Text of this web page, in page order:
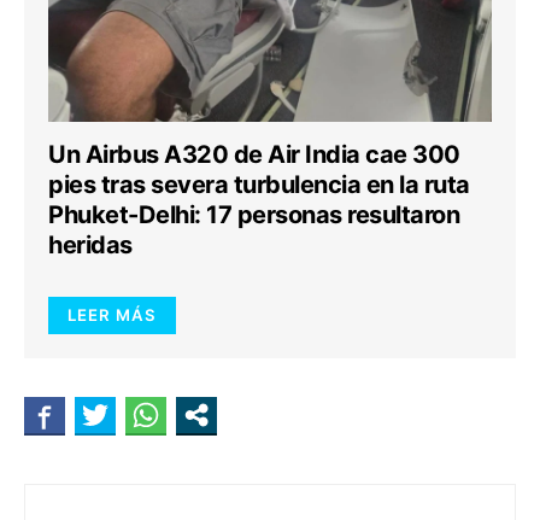
Un Airbus A320 de Air India cae 300
pies tras severa turbulencia en la ruta
Phuket-Delhi: 17 personas resultaron
heridas
LEER MÁS